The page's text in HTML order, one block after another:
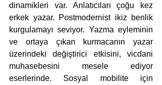
dinamikleri var. Anlatıcıları çoğu kez
erkek yazar. Postmodernist ikiz benlik
kurgulamayı seviyor. Yazma eyleminin
ve ortaya çıkan kurmacanın yazar
üzerindeki değiştirici etkisini, vicdani
muhasebesini mesele ediyor
eserlerinde. Sosyal mobilite için